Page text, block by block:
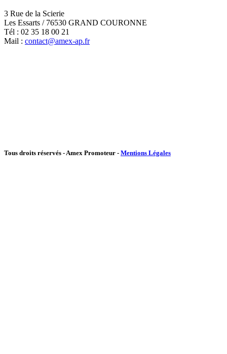
3 Rue de la Scierie
Les Essarts / 76530 GRAND COURONNE
Tél : 02 35 18 00 21
Mail : contact@amex-ap.fr
Tous droits réservés - Amex Promoteur - Mentions Légales